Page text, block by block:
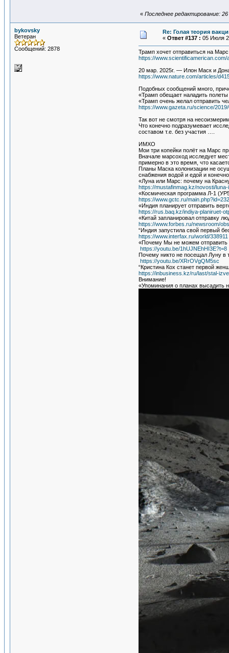
« Последнее редактирование:
bykovsky
Ветеран
Сообщений: 2878
Re: Голая теория
« Ответ #137 : 05 Июля
Трамп хочет отправиться на
https://
20 мар. 2025г. — Илон Маск и
https://www.nature.com/articles/
Подобных сообщений много,
«Трамп обещает наладить
«Трамп очень желал отправить
https://www.gazeta.ru/science/
Так вот не смотря на
Что конечно подразумевает
составом т.е. без участия ….
ИМХО
Мои три копейки полёт на
Вначале марсоход исследует
примерно в это время, что
Планы Маска колонизации не
снабжения водой и едой и
«Луна или Марс: почему на
https://mustafinmag.kz/novosti/
«Космическая программа Л-1
https://www.gctc.ru/main.php?id=232
«Индия планирует отправить
https://rus.baq.kz/indiya-planiruet-
«Китай запланировал отправку
https://www.forbes.ru/newsroom/
“Индия запустила свой первый
https://www.interfax.ru/world/338911
«Почему Мы не можем отправить
https://youtu.be/1hUJNEhHI3E?t=8
Почему никто не посещал Луну в
https://youtu.be/XRrOVgQM5sc
“Кристина Кох станет первой
https://inbusiness.kz/ru/last/stal-
Внимание!
«Упоминания о планах высадить